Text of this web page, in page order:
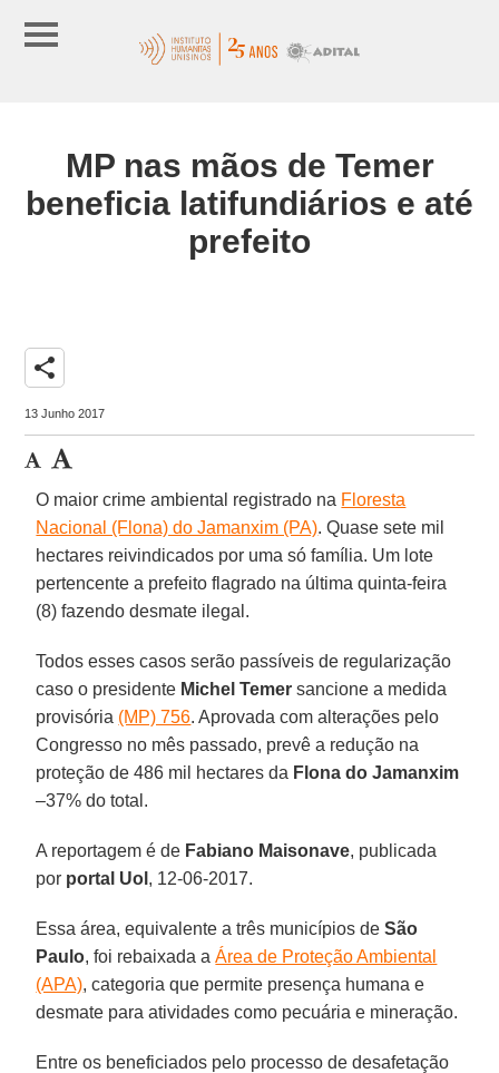
MP nas mãos de Temer
beneficia latifundiários e até
prefeito
share
13 Junho 2017
O maior crime ambiental registrado na Floresta
Nacional (Flona) do Jamanxim (PA). Quase sete mil
hectares reivindicados por uma só família. Um lote
pertencente a prefeito flagrado na última quinta-feira
(8) fazendo desmate ilegal.
Todos esses casos serão passíveis de regularização
caso o presidente Michel Temer sancione a medida
provisória (MP) 756. Aprovada com alterações pelo
Congresso no mês passado, prevê a redução na
proteção de 486 mil hectares da Flona do Jamanxim
–37% do total.
A reportagem é de Fabiano Maisonave, publicada
por portal Uol , 12-06-2017.
Essa área, equivalente a três municípios deSão
Paulo, foi rebaixada aÁrea de Proteção Ambiental
(APA), categoria que permite presença humana e
desmate para atividades como pecuária e mineração.
Entre os beneficiados pelo processo de desafetação